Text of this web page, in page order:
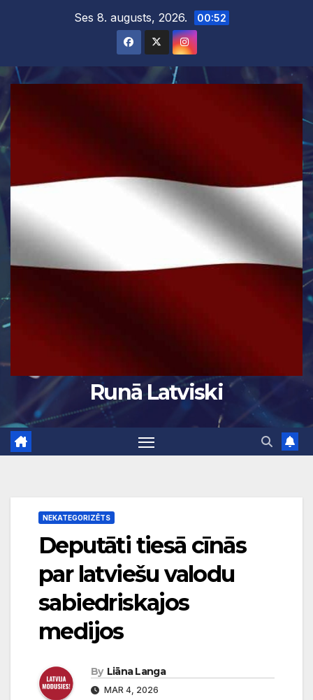
Ses 8. augusts, 2026. 00:52
Runā Latviski
NEKATEGORIZĒTS
Deputāti tiesā cīnās
par latviešu valodu
sabiedriskajos
medijos
By Liāna Langa
MAR 4, 2026